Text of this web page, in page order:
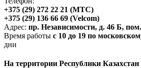
+375 (29) 272 22 21 (МТС)
+375 (29) 136 66 69 (Velcom)
Адрес: пр. Независимости, д. 46 Б,
Время работы с 10 до 19 по
дни
На территории Республики Казахстан